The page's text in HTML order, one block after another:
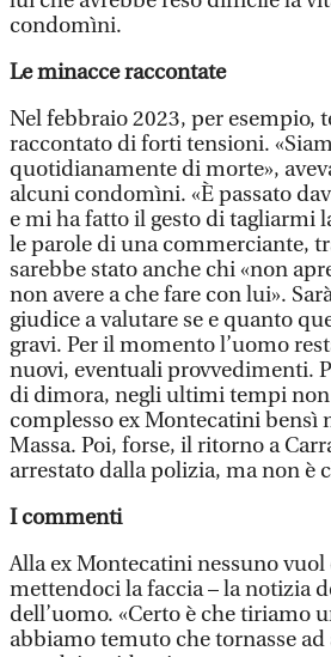
condomìni.
Le minacce raccontate
Nel febbraio 2023, per esempio,
raccontato di forti tensioni.
quotidianamente di morte»,
alcuni condomìni. «È passato
e mi ha fatto il gesto di tagliarmi
le parole di una commerciante,
sarebbe stato anche chi «non
non avere a che fare con lui».
giudice a valutare se e quanto
gravi. Per il momento l’uomo
nuovi, eventuali provvedimenti.
di dimora, negli ultimi tempi
complesso ex Montecatini bensì
Massa. Poi, forse, il ritorno a
arrestato dalla polizia, ma non è
I commenti
Alla ex Montecatini nessuno
mettendoci la faccia – la notizia
dell’uomo. «Certo è che tiriamo
abbiamo temuto che tornasse